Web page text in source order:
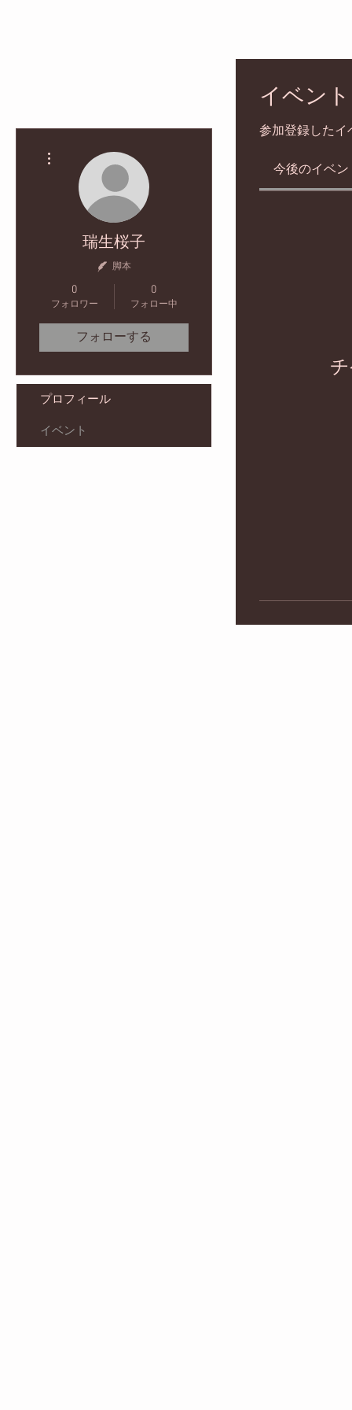
イベント
参加登録したイ
今後のイベン
瑞生桜子
脚本
0
フォロワー
0
フォロー中
フォローする
プロフィール
イベント